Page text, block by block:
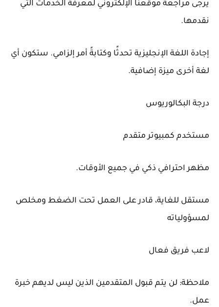
يرجى مراجعة موقعنا الإلكتروني لمعرفة الخدمات التي
نقدمها.
إجادة اللغة الإنجليزية تحدثًا وكتابةً أمر إلزامي. ستكون أي
لغة أخرى ميزة إضافية.
درجة البكالوريوس
مستخدم كمبيوتر متقدم
مظهر احترافي ذكي في جميع الأوقات.
مستقل للغاية، قادر على العمل تحت الضغط ومخلص
لمسؤولياته
لاعب فريق فعال
ملاحظة: لن يتم قبول المتقدمين الذين ليس لديهم خبرة
عمل.